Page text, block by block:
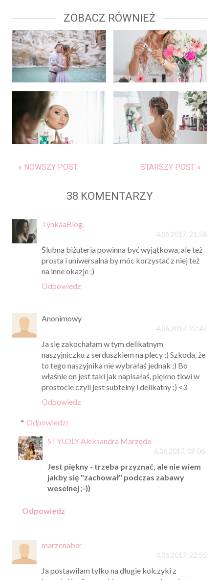
ZOBACZ RÓWNIEŻ
« NOWSZY POST STARSZY POST »
38 KOMENTARZY
TynkaaBlog.
4.06.2017, 21:58
Ślubna biżuteria powinna być wyjątkowa, ale też
prosta i uniwersalna by móc korzystać z niej też
na inne okazje ;)
Odpowiedz
Anonimowy
4.06.2017, 22:47
Ja się zakochałam w tym delikatnym
naszyjniczku z serduszkiem na plecy ;) Szkoda, że
to tego naszyjnika nie wybrałaś jednak ;) Bo
właśnie on jest taki jak napisałaś, piękno tkwi w
prostocie czyli jest subtelny i delikatny ;) <3
Odpowiedz
Odpowiedzi
STYLOLY Aleksandra Marzęda
6.06.2017, 09:06
Jest piękny - trzeba przyznać, ale nie wiem
jakby się "zachował" podczas zabawy
weselnej ;-))
Odpowiedz
marzenaber
4.06.2017, 22:55
Ja postawiłam tylko na długie kolczyki z